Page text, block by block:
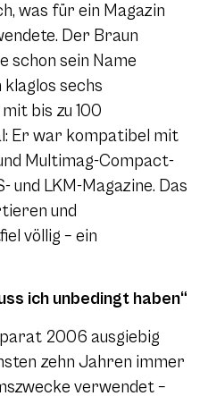
was für ein Magazin
Der Braun
schon sein Name
sechs
bis zu 100
Er war kompatibel mit
Multimag-Compact-
und LKM-Magazine. Das
und
völlig – ein
ich unbedingt haben“
2006 ausgiebig
zehn Jahren immer
verwendet –